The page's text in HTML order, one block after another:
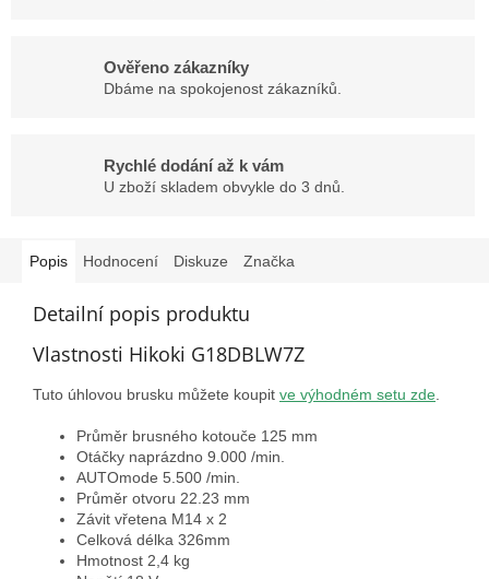
Ověřeno zákazníky
Dbáme na spokojenost zákazníků.
Rychlé dodání až k vám
U zboží skladem obvykle do 3 dnů.
Popis Hodnocení Diskuze Značka
Detailní popis produktu
Vlastnosti Hikoki G18DBLW7Z
Tuto úhlovou brusku můžete koupit ve výhodném setu zde
Průměr brusného kotouče 125 mm
Otáčky naprázdno 9.000 /min.
AUTOmode 5.500 /min.
Průměr otvoru 22.23 mm
Závit vřetena M14 x 2
Celková délka 326mm
Hmotnost 2,4 kg